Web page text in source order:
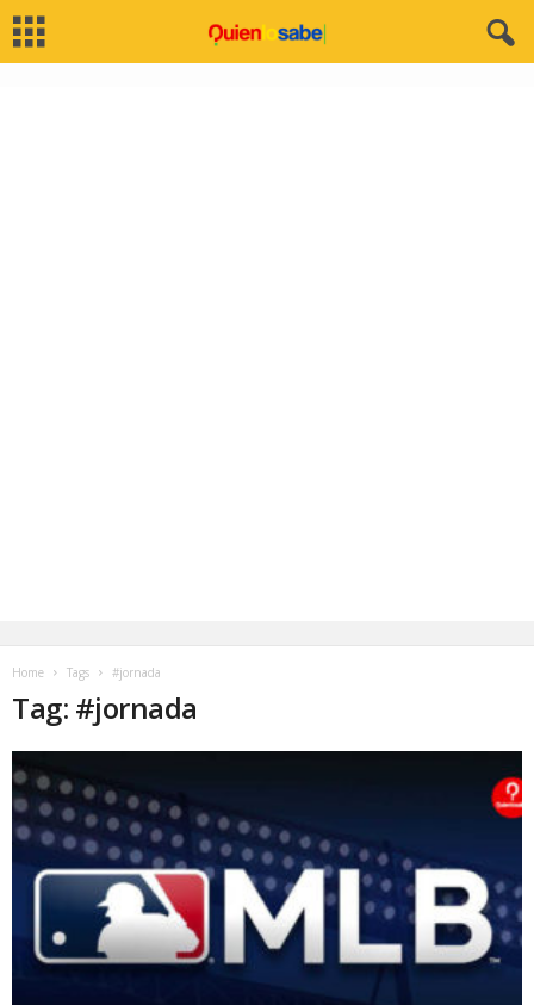
Home Tags #jornada
Tag: #jornada